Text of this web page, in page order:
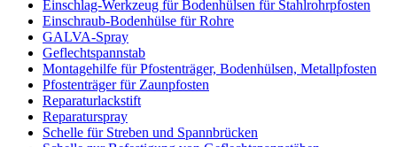
Einschlag-Werkzeug für Bodenhülsen für Stahlrohrpfosten
Einschraub-Bodenhülse für Rohre
GALVA-Spray
Geflechtspannstab
Montagehilfe für Pfostenträger, Bodenhülsen, Metallpfosten
Pfostenträger für Zaunpfosten
Reparaturlackstift
Reparaturspray
Schelle für Streben und Spannbrücken